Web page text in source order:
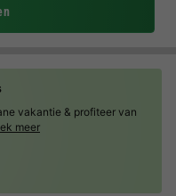
vakantie & profiteer van
meer